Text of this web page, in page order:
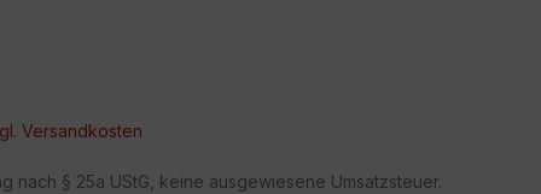
Versandkosten
nach § 25a UStG, keine ausgewiesene Umsatzsteuer.